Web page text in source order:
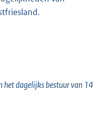
het dagelijks bestuur van 14